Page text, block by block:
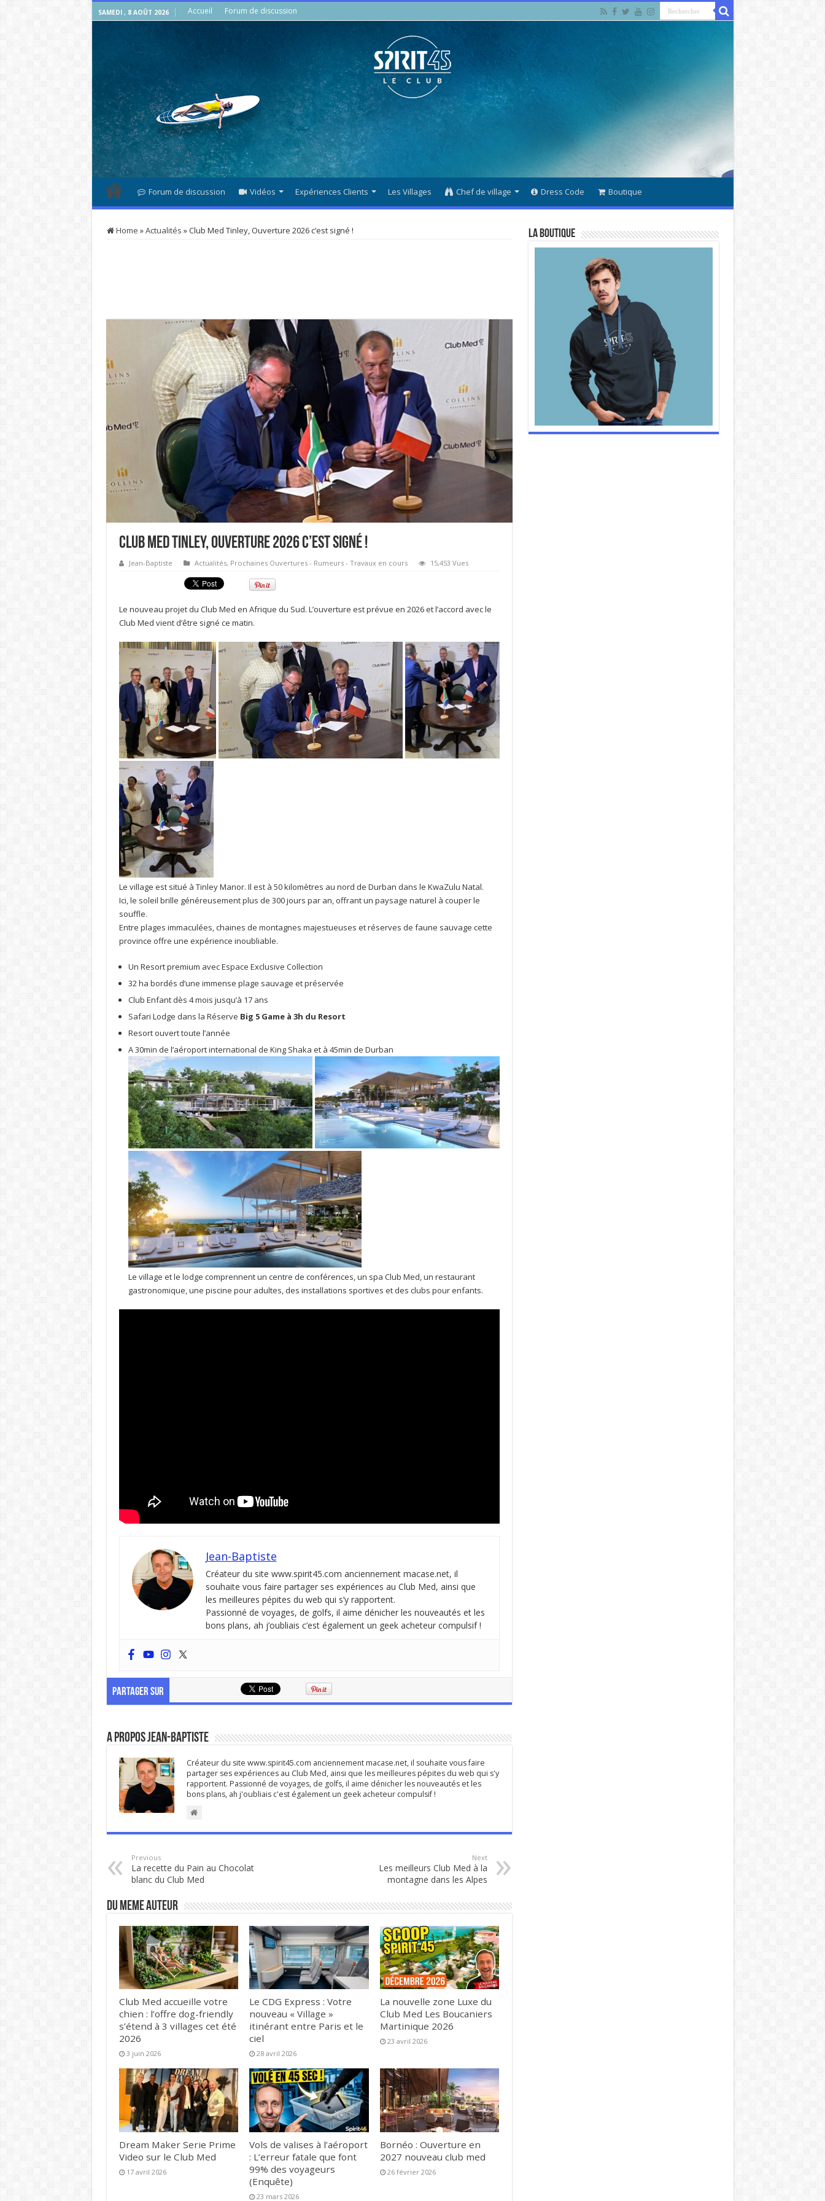
SAMEDI , 8 AOÛT 2026 Accueil Forum de discussion
Forum de discussion Vidéos Expériences Clients Les Villages Chef de village Dress Code Boutique
Home »Actualités »Club Med Tinley, Ouverture 2026 c’est signé !
Club Med Tinley, Ouverture 2026 c’est signé !
Jean-Baptiste Actualités, Prochaines Ouvertures - Rumeurs - Travaux en cours 15,453 Vues
Le nouveau projet du Club Med en Afrique du Sud. L’ouverture est prévue en 2026 et l’accord avec le
Club Med vient d’être signé ce matin.
Le village est situé à Tinley Manor. Il est à 50 kilomètres au nord de Durban dans le KwaZulu Natal.
Ici, le soleil brille généreusement plus de 300 jours par an, offrant un paysage naturel à couper le
souffle.
Entre plages immaculées, chaines de montagnes majestueuses et réserves de faune sauvage cette
province offre une expérience inoubliable.
Un Resort premium avec Espace Exclusive Collection
32 ha bordés d’une immense plage sauvage et préservée
Club Enfant dès 4 mois jusqu’à 17 ans
Safari Lodge dans la Réserve Big 5 Game à 3h du Resort
Resort ouvert toute l’année
A 30min de l’aéroport international de King Shaka et à 45min de Durban
Le village et le lodge comprennent un centre de conférences, un spa Club Med, un restaurant
gastronomique, une piscine pour adultes, des installations sportives et des clubs pour enfants.
Jean-Baptiste
Créateur du site www.spirit45.com anciennement macase.net, il
souhaite vous faire partager ses expériences au Club Med, ainsi que
les meilleures pépites du web qui s’y rapportent.
Passionné de voyages, de golfs, il aime dénicher les nouveautés et les
bons plans, ah j’oubliais c’est également un geek acheteur compulsif !
PARTAGER SUR
A propos Jean-Baptiste
Créateur du site www.spirit45.com anciennement macase.net, il souhaite vous faire
partager ses expériences au Club Med, ainsi que les meilleures pépites du web qui s'y
rapportent. Passionné de voyages, de golfs, il aime dénicher les nouveautés et les
bons plans, ah j'oubliais c'est également un geek acheteur compulsif !
Previous
La recette du Pain au Chocolat
blanc du Club Med
Next
Les meilleurs Club Med à la
montagne dans les Alpes
DU MEME AUTEUR
Club Med accueille votre
chien : l’offre dog-friendly
s’étend à 3 villages cet été
2026
3 juin 2026
Le CDG Express : Votre
nouveau « Village »
itinérant entre Paris et le
ciel
28 avril 2026
La nouvelle zone Luxe du
Club Med Les Boucaniers
Martinique 2026
23 avril 2026
Dream Maker Serie Prime
Video sur le Club Med
17 avril 2026
Vols de valises à l’aéroport
: L’erreur fatale que font
99% des voyageurs
(Enquête)
23 mars 2026
Bornéo : Ouverture en
2027 nouveau club med
26 février 2026
La Boutique